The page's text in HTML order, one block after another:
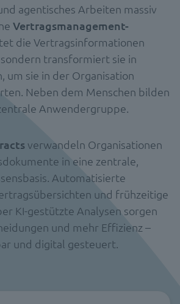
agentisches Arbeiten massiv
Vertragsmanagement-
die Vertragsinformationen
transformiert sie in
um sie in der Organisation
Neben dem Menschen bilden
Anwendergruppe.
verwandeln Organisationen
in eine zentrale,
Automatisierte
und frühzeitige
KI-gestützte Analysen sorgen
und mehr Effizienz –
und digital gesteuert.